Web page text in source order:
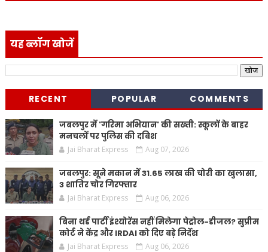
यह ब्लॉग खोजें
RECENT POPULAR COMMENTS
जबलपुर में 'गरिमा अभियान' की सख्ती: स्कूलों के बाहर
मनचलों पर पुलिस की दबिश
Jai Bharat Express Aug 07, 2026
जबलपुर: सूने मकान में 31.65 लाख की चोरी का खुलासा,
3 शातिर चोर गिरफ्तार
Jai Bharat Express Aug 06, 2026
बिना थर्ड पार्टी इंश्योरेंस नहीं मिलेगा पेट्रोल-डीजल? सुप्रीम
कोर्ट ने केंद्र और IRDAI को दिए बड़े निर्देश
Jai Bharat Express Aug 06, 2026